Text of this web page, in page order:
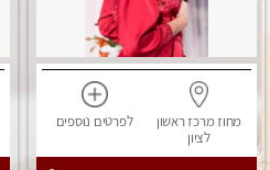
מחוז מרכזראשון
לציון
לפרטים נוספים